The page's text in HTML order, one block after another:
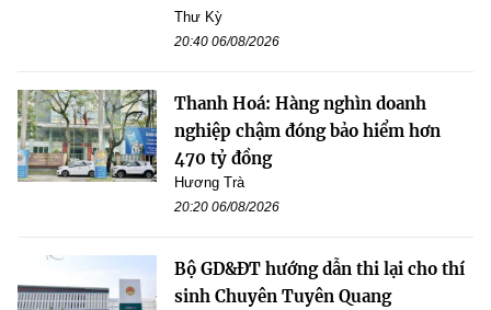
Thư Kỳ
20:40 06/08/2026
Thanh Hoá: Hàng nghìn doanh
nghiệp chậm đóng bảo hiểm hơn
470 tỷ đồng
Hương Trà
20:20 06/08/2026
Bộ GD&ĐT hướng dẫn thi lại cho thí
sinh Chuyên Tuyên Quang